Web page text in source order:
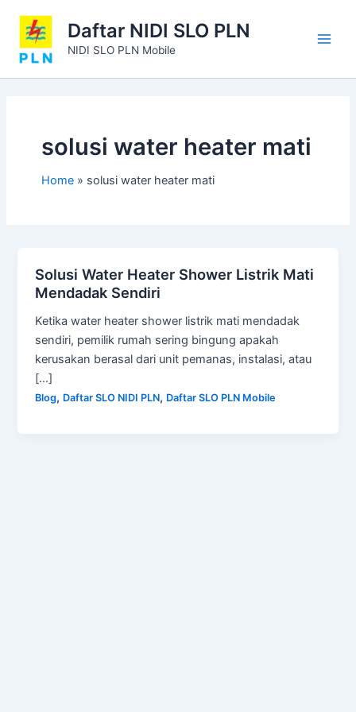
content
Daftar NIDI SLO PLN
NIDI SLO PLN Mobile
solusi water heater mati
Home solusi water heater mati
Solusi Water Heater Shower Listrik Mati
Mendadak Sendiri
Ketika water heater shower listrik mati mendadak
sendiri, pemilik rumah sering bingung apakah
kerusakan berasal dari unit pemanas, instalasi, atau
[…]
Blog, Daftar SLO NIDI PLN, Daftar SLO PLN Mobile